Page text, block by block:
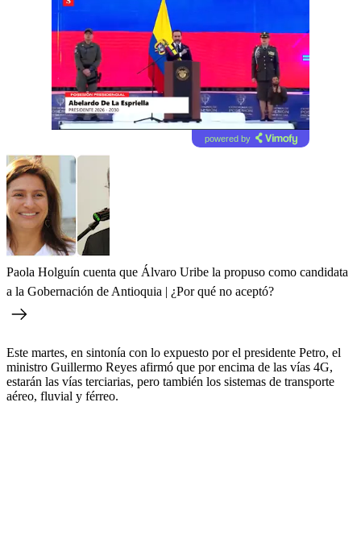
powered by
Paola Holguín cuenta que Álvaro Uribe la propuso como candidata
a la Gobernación de Antioquia | ¿Por qué no aceptó?
Este martes, en sintonía con lo expuesto por el presidente Petro, el
ministro Guillermo Reyes afirmó que por encima de las vías 4G,
estarán las vías terciarias, pero también los sistemas de transporte
aéreo, fluvial y férreo.